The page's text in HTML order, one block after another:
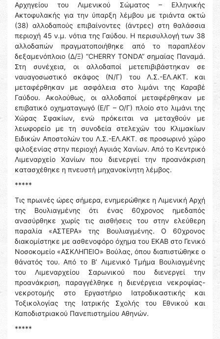
Αρχηγείου του Λιμενικού Σώματος – Ελληνικής
Ακτοφυλακής για την ύπαρξη λέμβου με τριάντα οκτώ
(38) αλλοδαπούς επιβαίνοντες (άντρες) στη θαλάσσια
περιοχή 45 ν.μ. νότια της Γαύδου. Η περισυλλογή των 38
αλλοδαπών πραγματοποιήθηκε από το παραπλέον
δεξαμενόπλοιο (Δ/Ξ) “CHERRY TONDA” σημαίας Παναμά.
Στη συνέχεια, οι αλλοδαποί μετεπιβιβάστηκαν σε
ναυαγοσωστικό σκάφος (Ν/Γ) του Λ.Σ.-ΕΛ.ΑΚΤ. και
μεταφέρθηκαν με ασφάλεια στο λιμάνι της Καραβέ
Γαύδου. Ακολούθως, οι αλλοδαποί μεταφέρθηκαν με
επιβατικό οχηματαγωγό (Ε/Γ – Ο/Γ) πλοίο στο λιμάνι της
Χώρας Σφακίων, ενώ πρόκειται να μεταχθούν με
λεωφορείο με τη συνοδεία στελεχών του Κλιμακίων
Ειδικών Αποστολών του Λ.Σ.-ΕΛ.ΑΚΤ. σε προσωρινό χώρο
φιλοξενίας στην περιοχή Αγυιάς Χανίων. Από το Κεντρικό
Λιμεναρχείο Χανίων που διενεργεί την προανάκριση
κατασχέθηκε η πνευστή μηχανοκίνητη λέμβος.
*****
Τις πρωινές ώρες σήμερα, ενημερώθηκε η Λιμενική Αρχή
της Βουλιαγμένης ότι ένας 60χρονος ημεδαπός
ανασύρθηκε χωρίς τις αισθήσεις του στην ελεύθερη
παραλία «ΑΣΤΕΡΑ» της Βουλιαγμένης. Ο 60χρονος
διακομίστηκε με ασθενοφόρο όχημα του ΕΚΑΒ στο Γενικό
Νοσοκομείο «ΑΣΚΛΗΠΕΙΟ» Βούλας, όπου διαπιστώθηκε ο
θάνατός του. Από το Β’ Λιμενικό Τμήμα Βουλιαγμένης
του Λιμεναρχείου Σαρωνικού που διενεργεί την
προανάκριση, παραγγέλθηκε η διενέργεια νεκροψίας-
νεκροτομής στο Εργαστήριο Ιατροδικαστικής και
Τοξικολογίας της Ιατρικής Σχολής του Εθνικού και
Καποδιστριακού Πανεπιστημίου Αθηνών.
*****